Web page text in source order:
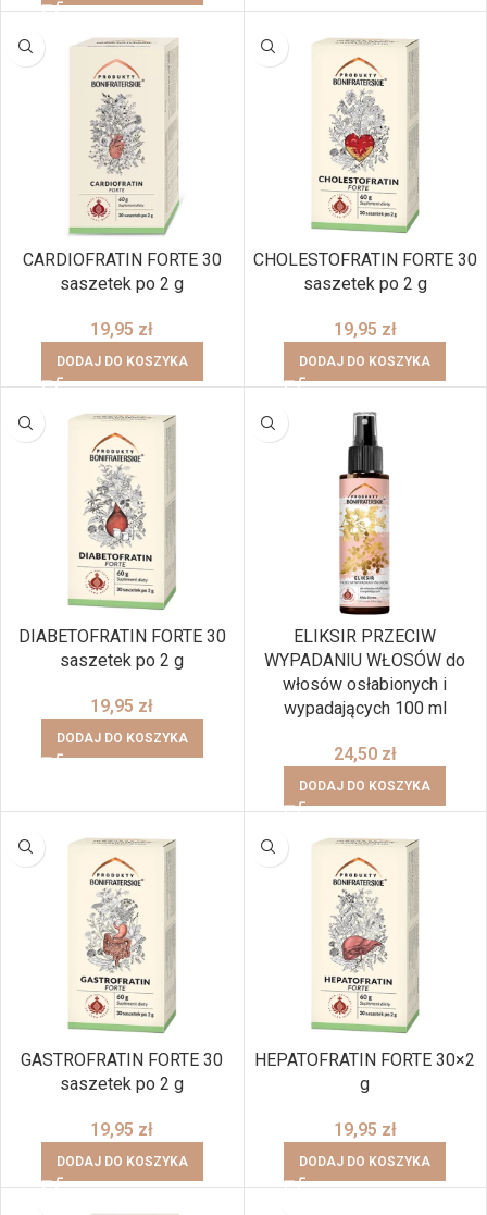
CARDIOFRATIN FORTE 30
saszetek po 2 g
19,95 zł
DODAJ DO KOSZYKA
CHOLESTOFRATIN FORTE 30
saszetek po 2 g
19,95 zł
DODAJ DO KOSZYKA
DIABETOFRATIN FORTE 30
saszetek po 2 g
19,95 zł
DODAJ DO KOSZYKA
ELIKSIR PRZECIW
WYPADANIU WŁOSÓW do
włosów osłabionych i
wypadających 100 ml
24,50 zł
DODAJ DO KOSZYKA
GASTROFRATIN FORTE 30
saszetek po 2 g
19,95 zł
DODAJ DO KOSZYKA
HEPATOFRATIN FORTE 30×2
g
19,95 zł
DODAJ DO KOSZYKA